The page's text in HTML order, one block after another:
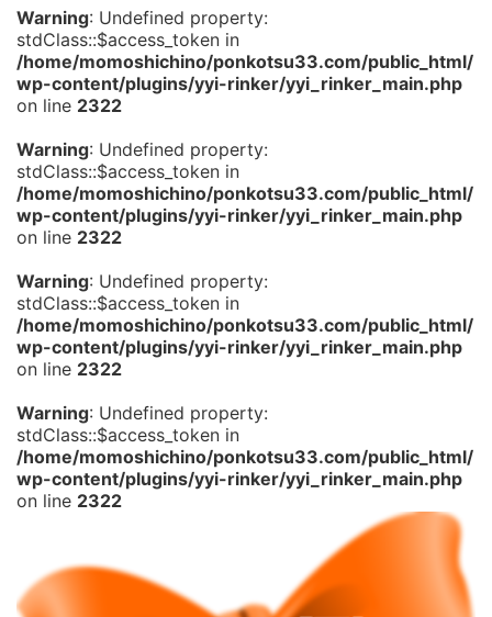
Warning: Undefined property:
stdClass::$access_token in
/home/momoshichino/ponkotsu33.com/public_html/
wp-content/plugins/yyi-rinker/yyi_rinker_main.php
on line 2322
Warning: Undefined property:
stdClass::$access_token in
/home/momoshichino/ponkotsu33.com/public_html/
wp-content/plugins/yyi-rinker/yyi_rinker_main.php
on line 2322
Warning: Undefined property:
stdClass::$access_token in
/home/momoshichino/ponkotsu33.com/public_html/
wp-content/plugins/yyi-rinker/yyi_rinker_main.php
on line 2322
Warning: Undefined property:
stdClass::$access_token in
/home/momoshichino/ponkotsu33.com/public_html/
wp-content/plugins/yyi-rinker/yyi_rinker_main.php
on line 2322